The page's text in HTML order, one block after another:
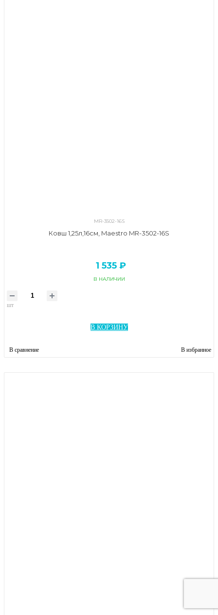
MR-3502-16S
Ковш 1,25л,16см, Maestro MR-3502-16S
1 535 ₽
В НАЛИЧИИ
шт
В КОРЗИНУ
В сравнение В избранное